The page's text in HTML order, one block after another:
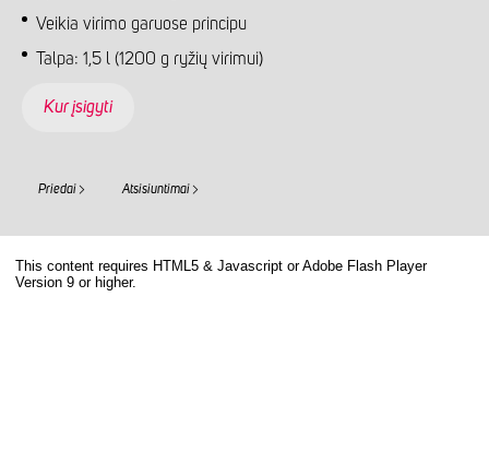
Veikia virimo garuose principu
Talpa: 1,5 l (1200 g ryžių virimui)
Kur įsigyti
Priedai Atsisiuntimai